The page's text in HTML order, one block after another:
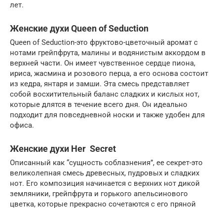
лет.
Женские духи Queen of Seduction
Queen of Seduction-это фруктово-цветочный аромат с
нотами грейпфрута, малины и водянистым аккордом в
верхней части. Он имеет чувственное сердце пиона,
ириса, жасмина и розового перца, а его основа состоит
из кедра, янтаря и замши. Эта смесь представляет
собой восхитительный баланс сладких и кислых нот,
которые длятся в течение всего дня. Он идеально
подходит для повседневной носки и также удобен для
офиса.
Женские духи Her Secret
Описанный как “сущность соблазнения”, ее секрет-это
великолепная смесь древесных, пудровых и сладких
нот. Его композиция начинается с верхних нот дикой
земляники, грейпфрута и горького апельсинового
цветка, которые прекрасно сочетаются с его пряной